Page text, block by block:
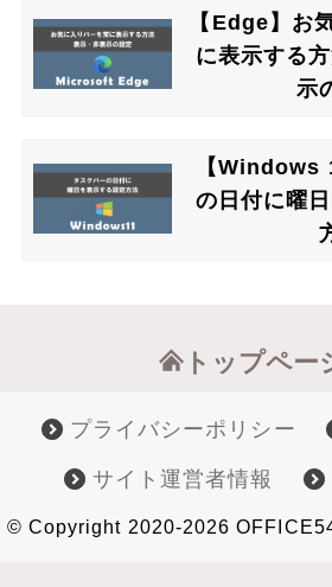
【Edge】お
に表示する
示
【Windows
の日付に曜
トップペー
プライバシーポリシー
サイト運営者情報
© Copyright 2020-2026